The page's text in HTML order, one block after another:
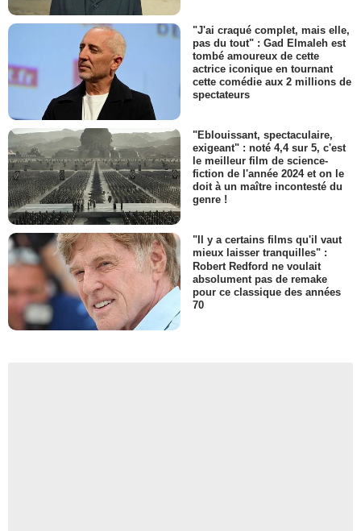
"J'ai craqué complet, mais elle,
pas du tout" : Gad Elmaleh est
tombé amoureux de cette
actrice iconique en tournant
cette comédie aux 2 millions de
spectateurs
"Eblouissant, spectaculaire,
exigeant" : noté 4,4 sur 5, c'est
le meilleur film de science-
fiction de l'année 2024 et on le
doit à un maître incontesté du
genre !
"Il y a certains films qu'il vaut
mieux laisser tranquilles" :
Robert Redford ne voulait
absolument pas de remake
pour ce classique des années
70